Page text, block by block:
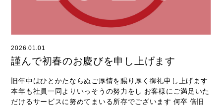
2026.01.01
謹んで初春のお慶びを申し上げます
旧年中はひとかたならぬご厚情を賜り厚く御礼申し上げます
本年も社員一同よりいっそうの努力をし お客様にご満足いた
だけるサービスに努めてまいる所存でございます 何卒 倍旧